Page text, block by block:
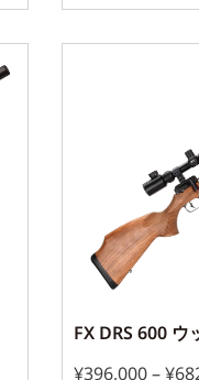
FX DRS 600
¥396,000–¥